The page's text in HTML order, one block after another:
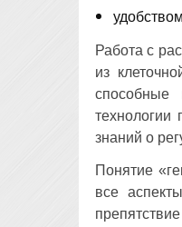
Работа с
из
способные
технологии
знаний о
Понятие
все